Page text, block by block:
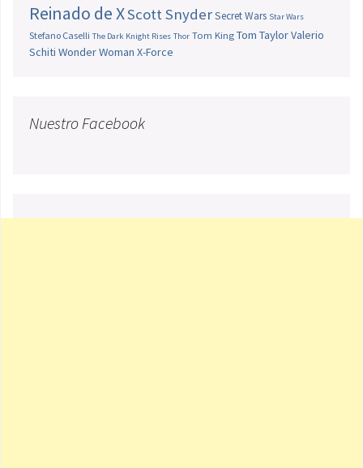
Reinado de XScott SnyderSecret Wars Star Wars
Stefano Caselli The Dark Knight Rises Thor Tom King Tom TaylorValerio
Schiti Wonder Woman X-Force
Nuestro Facebook